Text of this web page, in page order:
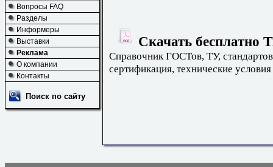
Вопросы FAQ
Разделы
Информеры
Выставки
Реклама
О компании
Контакты
Поиск по сайту
Скачать бесплатно
Справочник ГОСТов, ТУ,
сертификация, технические условия